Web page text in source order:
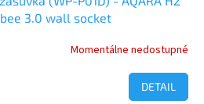
3.0 wall socket
Momentálne nedostupné
DETAIL